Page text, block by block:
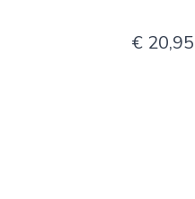
€ 20,95